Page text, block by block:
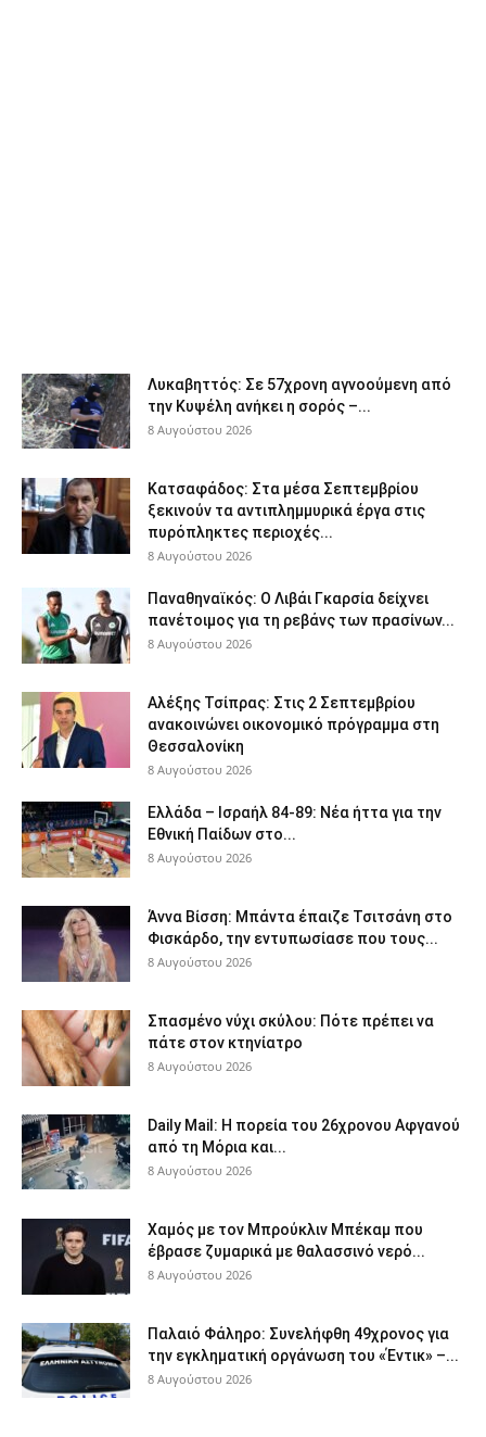
Λυκαβηττός: Σε 57χρονη αγνοούμενη από
την Κυψέλη ανήκει η σορός –...
8 Αυγούστου 2026
Κατσαφάδος: Στα μέσα Σεπτεμβρίου
ξεκινούν τα αντιπλημμυρικά έργα στις
πυρόπληκτες περιοχές...
8 Αυγούστου 2026
Παναθηναϊκός: Ο Λιβάι Γκαρσία δείχνει
πανέτοιμος για τη ρεβάνς των πρασίνων...
8 Αυγούστου 2026
Αλέξης Τσίπρας: Στις 2 Σεπτεμβρίου
ανακοινώνει οικονομικό πρόγραμμα στη
Θεσσαλονίκη
8 Αυγούστου 2026
Ελλάδα – Ισραήλ 84-89: Νέα ήττα για την
Εθνική Παίδων στο...
8 Αυγούστου 2026
Άννα Βίσση: Μπάντα έπαιζε Τσιτσάνη στο
Φισκάρδο, την εντυπωσίασε που τους...
8 Αυγούστου 2026
Σπασμένο νύχι σκύλου: Πότε πρέπει να
πάτε στον κτηνίατρο
8 Αυγούστου 2026
Daily Mail: Η πορεία του 26χρονου Αφγανού
από τη Μόρια και...
8 Αυγούστου 2026
Χαμός με τον Μπρούκλιν Μπέκαμ που
έβρασε ζυμαρικά με θαλασσινό νερό...
8 Αυγούστου 2026
Παλαιό Φάληρο: Συνελήφθη 49χρονος για
την εγκληματική οργάνωση του «Έντικ» –...
8 Αυγούστου 2026